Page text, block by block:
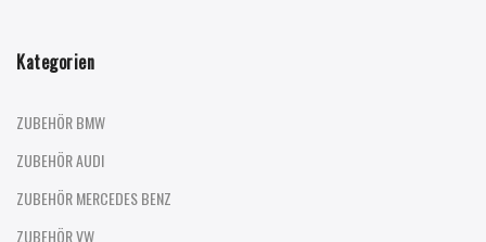
Kategorien
ZUBEHÖR BMW
ZUBEHÖR AUDI
ZUBEHÖR MERCEDES BENZ
ZUBEHÖR VW